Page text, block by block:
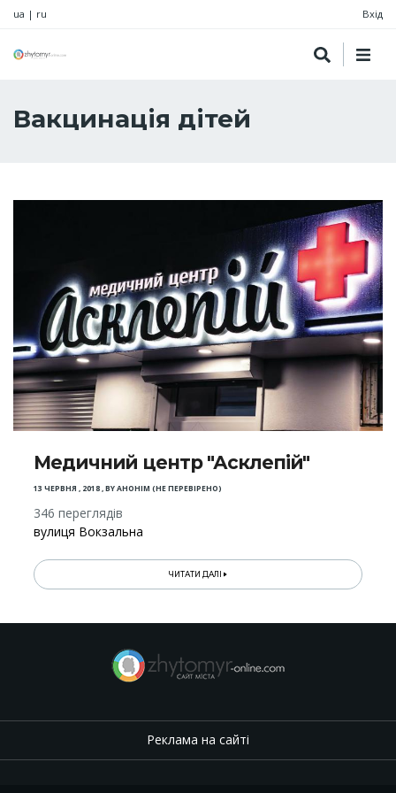
ua | ru Вхід
Вакцинація дітей
Медичний центр "Асклепій"
13 ЧЕРВНЯ , 2018,BYАНОНІМ (НЕ ПЕРЕВІРЕНО)
346 переглядів
вулиця Вокзальна
ЧИТАТИ ДАЛІ
Реклама на сайті